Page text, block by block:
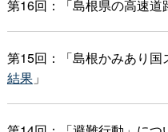
第16回：「島根県の高速道
第15回：「島根かみあり
結果」